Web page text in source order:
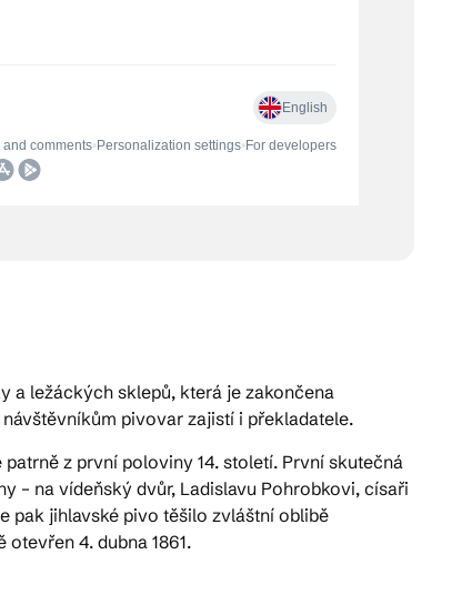
a ležáckých sklepů, která je zakončena
pivovar zajistí i překladatele.
z první poloviny 14. století. První skutečná
– na vídeňský dvůr, Ladislavu Pohrobkovi, císaři
pak jihlavské pivo těšilo zvláštní oblibě
4. dubna 1861.